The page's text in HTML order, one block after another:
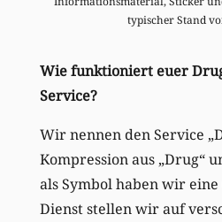
typischer Stand
Wie funktioniert euer
Service?
Wir nennen den Service
Kompression aus „Drug“
als Symbol haben wir
Dienst stellen wir auf